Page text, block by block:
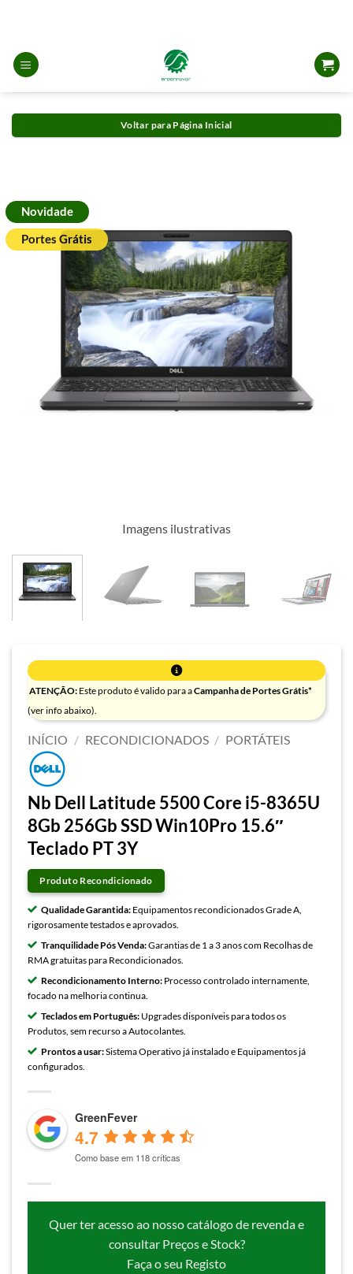
content
Voltar para Página Inicial
Novidade
Portes Grátis
Imagens ilustrativas
ATENÇÃO: Este produto é valido para aCampanha de Portes Grátis*
(ver info abaixo).
INÍCIO / RECONDICIONADOS / PORTÁTEIS
Nb Dell Latitude 5500 Core i5-8365U
8Gb 256Gb SSD Win10Pro 15.6″
Teclado PT 3Y
Produto Recondicionado
Qualidade Garantida: Equipamentos recondicionados Grade A,
rigorosamente testados e aprovados.
Tranquilidade Pós Venda:Garantias de 1 a 3 anos com Recolhas de
RMA gratuitas para Recondicionados.
Recondicionamento Interno: Processo controlado internamente,
focado na melhoria continua.
Teclados em Português: Upgrades disponíveis para todos os
Produtos, sem recurso a Autocolantes.
Prontos a usar:Sistema Operativo já instalado e Equipamentos já
configurados.
GreenFever
4.7
Como base em 118 críticas
Quer ter acesso ao nosso catálogo de revenda e
consultar Preços e Stock?
Faça o seu Registo